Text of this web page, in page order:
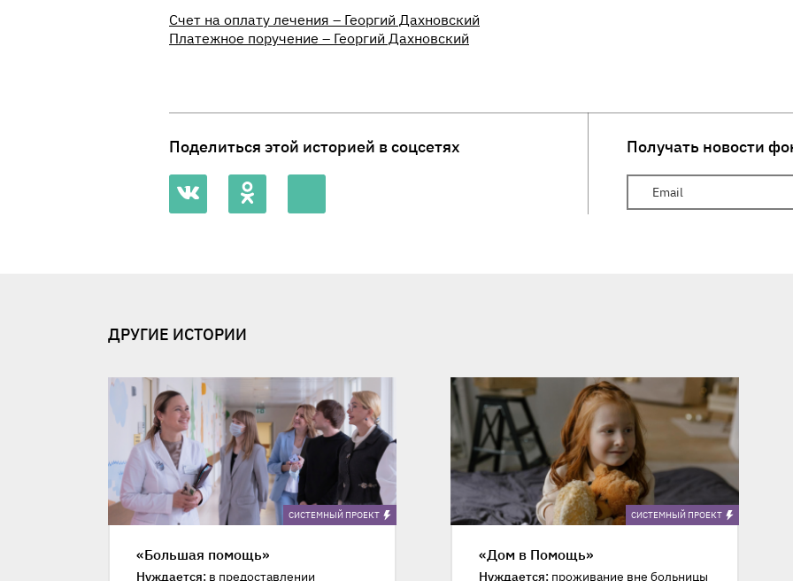
Счет на оплату лечения – Георгий Дахновский
Платежное поручение – Георгий Дахновский
Поделиться этой историей в соцсетях Получать новости
Ваш Email
ДРУГИЕ ИСТОРИИ
CИСТЕМНЫЙ ПРОЕКТ
«Большая помощь»
Нуждается: в предоставлении
CИСТЕМНЫЙ ПРОЕКТ
«Дом в Помощь»
Нуждается: проживание вне больницы